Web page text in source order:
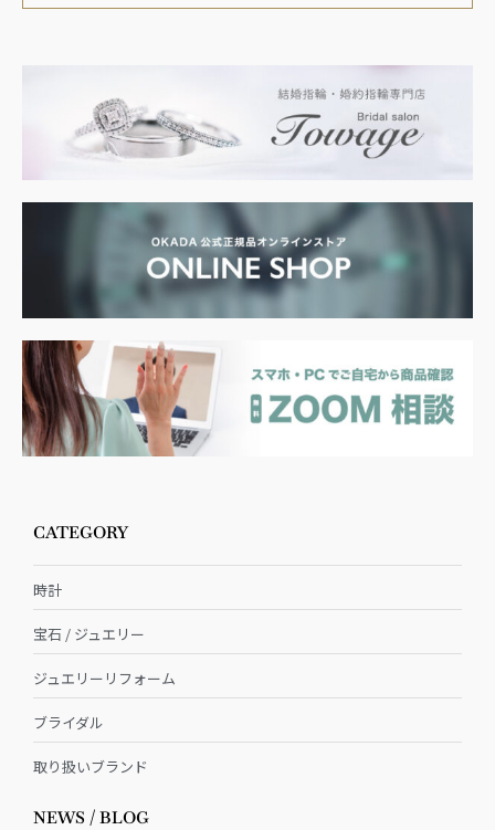
CATEGORY
時計
宝石 / ジュエリー
ジュエリーリフォーム
ブライダル
取り扱いブランド
NEWS / BLOG